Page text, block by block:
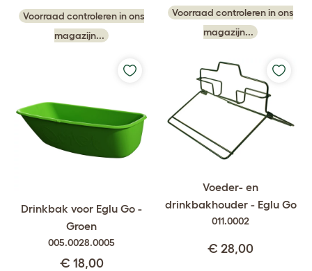
Voorraad controleren in ons
magazijn...
Voorraad controleren in ons
magazijn...
Drinkbak voor Eglu Go -
Groen
005.0028.0005
€ 18,00
Voeder- en
drinkbakhouder - Eglu Go
011.0002
€ 28,00